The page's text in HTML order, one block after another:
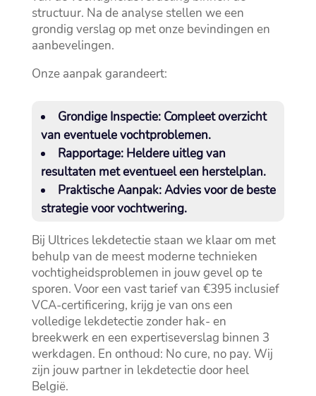
structuur.​ Na de analyse stellen we een
grondig verslag op met onze bevindingen en
aanbevelingen.​
Onze aanpak garandeert:
Grondige Inspectie:Compleet overzicht
van eventuele vochtproblemen.​
Rapportage:Heldere uitleg van
resultaten met eventueel een herstelplan.​
Praktische Aanpak:Advies voor de beste
strategie voor vochtwering.​
Bij Ultrices lekdetectie staan we klaar om met
behulp van de meest moderne technieken
vochtigheidsproblemen in jouw gevel op te
sporen.​ Voor een vast tarief van €395 inclusief
VCA-certificering, krijg je van ons een
volledige lekdetectie zonder hak- en
breekwerk en een expertiseverslag binnen 3
werkdagen.​ En onthoud: No cure, no pay.​ Wij
zijn jouw partner in lekdetectie door heel
België.​